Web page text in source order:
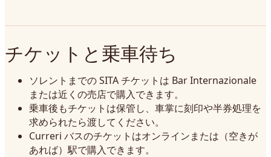
チケットと乗車待ち
ソレントまでの SITA チケットは Bar Internazionale
または近くの売店で購入できます。
乗車後もチケットは保管し、車掌に刻印や半券処理を
求められたら渡してください。
Curreri バスのチケットはオンラインまたは（空きが
あれば）駅で購入できます。